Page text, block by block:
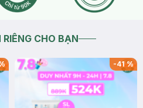
CHO BẠN
-41%